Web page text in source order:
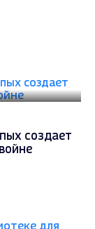
создает